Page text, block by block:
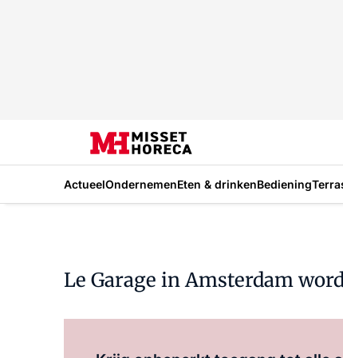
ActueelOndernemenEten & drinkenBediening
Le Garage in Amsterdam